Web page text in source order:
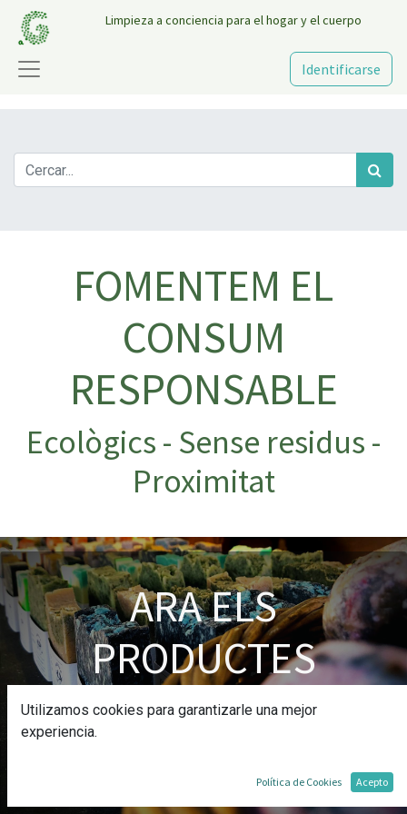
Limpieza a conciencia para el hogar y el cuerpo
Identificarse
FOMENTEM EL
CONSUM
RESPONSABLE
Ecològics - Sense residus -
Proximitat
ARA ELS
PRODUCTES
FORESTA EN CAIXES
5 unitats a un preu reduït. Aprofiteu!
Utilizamos cookies para garantizarle una mejor
experiencia.
Política de Cookies Acepto